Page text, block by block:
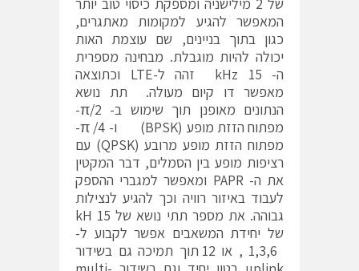
המאפשר להגיע למקומות מאתגרים,
כגון בתוך בניינים, שם עוצמת האות
יכולה להיות מוגבלת. מבחינה מספרית
ה- 15 kHz זהה ל-LTE וכתוצאה
מאפשר דו קיום מעולה. תת נושא
הנתונים מאופנן תוך שימוש ב- π/2-
מפתוח הזזת מופע (BPSK) ו- π /4-
מפתוח הזזת מופע מרובע (QPSK) עם
רציפות מופע בין הסמלים, דבר המקטין
את ה- PAPR ומאפשר למגברי ההספק
לעבוד באיזור רוויה וכך להגיע לנצילות
גבוהה. את מספר תתי נושא של 15 kH
של יחידת המשאבים אפשר לקבוע ל-
1,3,6 , או 12 תוך תמיכה גם בשידור